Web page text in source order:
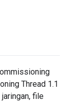
Thread 1.1
file